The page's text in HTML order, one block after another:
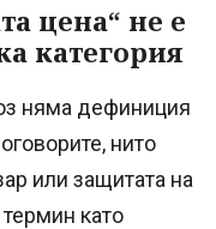
цена“ не е
категория
няма дефиниция
нито
или защитата на
като